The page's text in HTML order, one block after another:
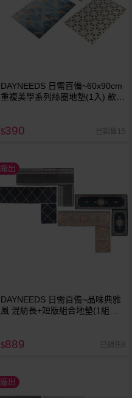
DAYNEEDS 日需百備~60x90cm
重複美學系列絲圈地墊(1入) 款式
$390 已銷售15
廠出
DAYNEEDS 日需百備~品味典雅
風 混紡長+短版組合地墊(1組入)
$889 已銷售8
廠出